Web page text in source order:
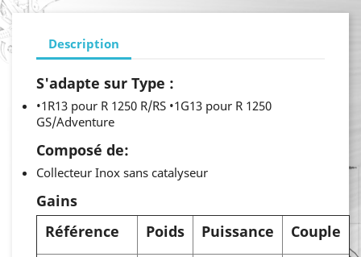
Description
S'adapte sur Type :
•1R13 pour R 1250 R/RS •1G13 pour R 1250
GS/Adventure
Composé de:
Collecteur Inox sans catalyseur
Gains
Référence
Poids Puissance
Couple